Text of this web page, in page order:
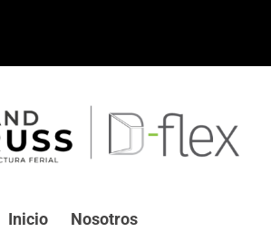
Inicio Nosotros